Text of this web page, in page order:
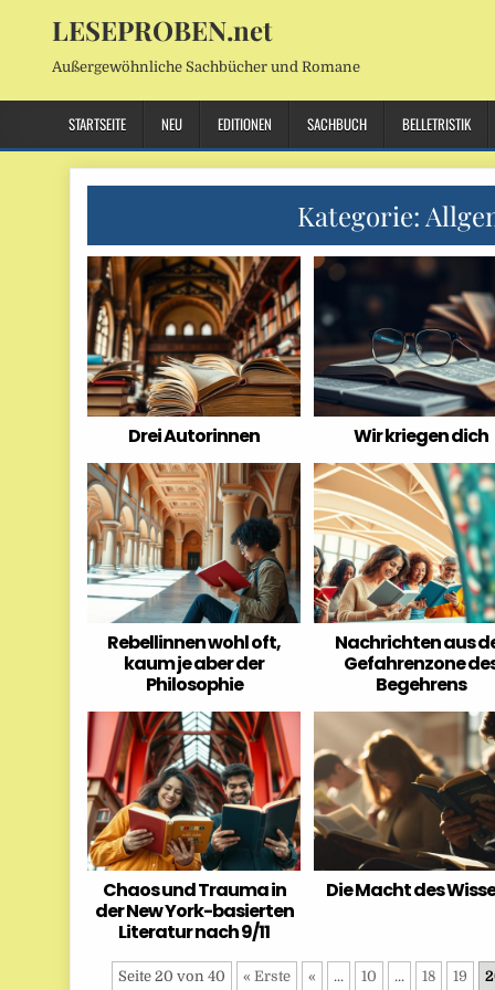
LESEPROBEN.net
Außergewöhnliche Sachbücher und Romane
STARTSEITE NEU EDITIONEN SACHBUCH BELLETRISTIK
Kategorie:
Drei Autorinnen Wir kriegen dich
Rebellinnen wohl oft,
kaum je aber der
Philosophie
Nachrichten aus
Gefahrenzone
Begehrens
Chaos und Trauma in
der New York-basierten
Literatur nach 9/11
Die Macht des
Seite 20 von 40 « Erste « ... 10 ... 18 19